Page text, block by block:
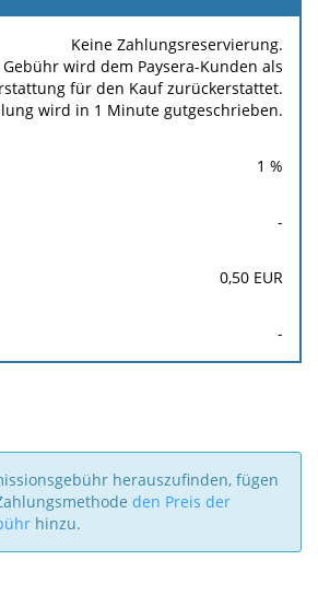
Keine Zahlungsreservierung.
Gebühr wird dem Paysera-Kunden als
für den Kauf zurückerstattet.
wird in 1 Minute gutgeschrieben.
1 %
-
0,50 EUR
-
herauszufinden, fügen
den Preis der
hinzu.